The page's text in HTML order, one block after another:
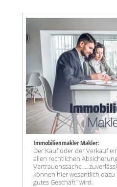
Immobilienmakler Makler:
Der Kauf oder der Verkauf
allen rechtlichen
Vertrauenssache ...
können hier wesentlich dazu
gutes Geschäft" wird.